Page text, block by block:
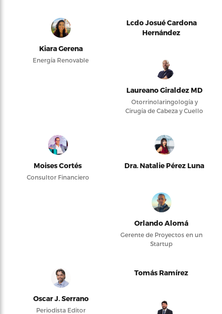
Kiara Gerena
Energía Renovable
Lcdo Josué Cardona
Hernández
Laureano Giraldez MD
Otorrinolaringología y
Cirugía de Cabeza y Cuello
Moises Cortés
Consultor Financiero
Dra. Natalie Pérez Luna
Orlando Alomá
Gerente de Proyectos en un
Startup
Oscar J. Serrano
Periodista Editor
Tomás Ramírez